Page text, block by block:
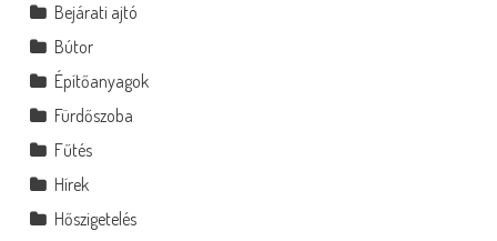
Bejárati ajtó
Bútor
Építőanyagok
Fürdőszoba
Fűtés
Hírek
Hőszigetelés